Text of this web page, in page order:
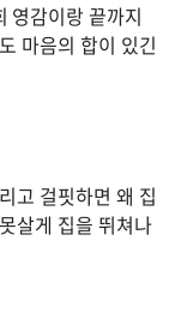
영감이랑 끝까지
마음의 합이 있긴
고 걸핏하면 왜 집
살게 집을 뛰쳐나